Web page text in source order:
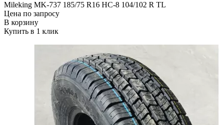
Mileking MK-737 185/75 R16 HC-8 104/102 R TL
Цена по запросу
В корзину
Купить в 1 клик